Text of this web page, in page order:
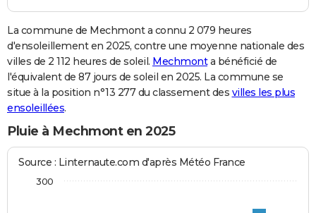
La commune de Mechmont a connu 2 079 heures
d'ensoleillement en 2025, contre une moyenne nationale des
villes de 2 112 heures de soleil. Mechmonta bénéficié de
l'équivalent de 87 jours de soleil en 2025. La commune se
situe à la position n°13 277 du classement des villes les plus
ensoleillées.
Pluie à Mechmont en 2025
Source : Linternaute.com d'après Météo France
300